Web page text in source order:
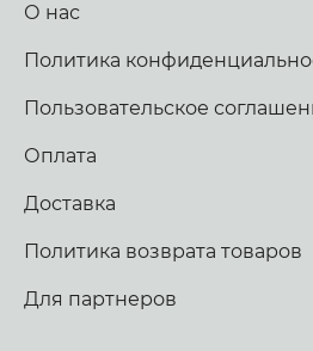
О нас
Политика
Пользовательское
Оплата
Доставка
Политика возврата товаров
Для партнеров